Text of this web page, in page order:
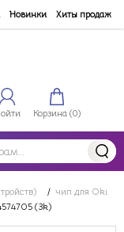
Новинки Хиты продаж
Корзина (0)
/ чип для Oki
(3k)